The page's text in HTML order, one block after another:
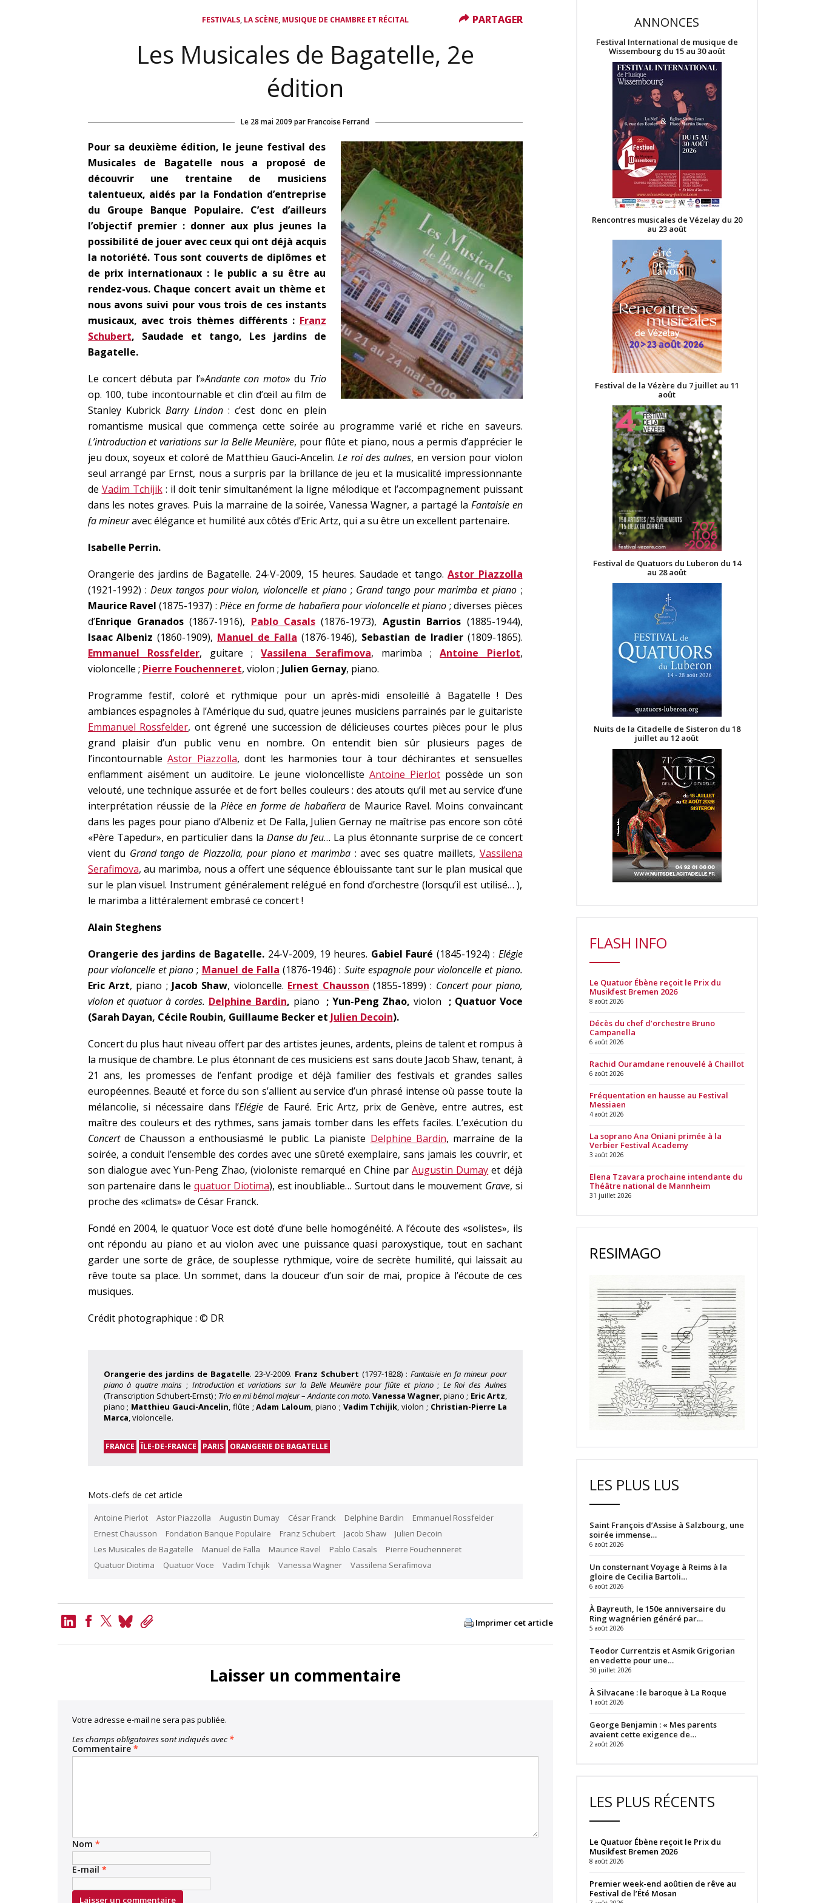
FESTIVALS, LA SCÈNE, MUSIQUE DE CHAMBRE ET RÉCITAL
Les Musicales de Bagatelle, 2e
édition
Le 28 mai 2009 parFrancoise Ferrand
Pour sa deuxième édition, le jeune festival des
Musicales de Bagatelle nous a proposé de
découvrir une trentaine de musiciens
talentueux, aidés par la Fondation d’entreprise
du Groupe Banque Populaire. C’est d’ailleurs
l’objectif premier : donner aux plus jeunes la
possibilité de jouer avec ceux qui ont déjà acquis
la notoriété. Tous sont couverts de diplômes et
de prix internationaux : le public a su être au
rendez-vous. Chaque concert avait un thème et
nous avons suivi pour vous trois de ces instants
musicaux, avec trois thèmes différents : Franz
Schubert, Saudade et tango, Les jardins de
Bagatelle.
Le concert débuta par l’»Andante con moto» du Trio
op. 100, tube incontournable et clin d’œil au film de
Stanley KubrickBarry Lindon: c’est donc en plein
romantisme musical que commença cette soirée au programme varié et riche en saveurs.
L’introduction et variations sur la Belle Meunière, pour flûte et piano, nous a permis d’apprécier le
jeu doux, soyeux et coloré de Matthieu Gauci-Ancelin.Le roi des aulnes, en version pour violon
seul arrangé par Ernst, nous a surpris par la brillance de jeu et la musicalité impressionnante
de Vadim Tchijik: il doit tenir simultanément la ligne mélodique et l’accompagnement puissant
dans les notes graves. Puis la marraine de la soirée, Vanessa Wagner, a partagé la Fantaisie en
fa mineuravec élégance et humilité aux côtés d’Eric Artz, qui a su être un excellent partenaire.
Isabelle Perrin.
Orangerie des jardins de Bagatelle. 24-V-2009, 15 heures. Saudade et tango.Astor Piazzolla
(1921-1992) : Deux tangos pour violon, violoncelle et piano ; Grand tango pour marimba et piano ;
Maurice Ravel (1875-1937) :Pièce en forme de habañera pour violoncelle et piano ; diverses pièces
d’Enrique Granados(1867-1916), Pablo Casals (1876-1973), Agustin Barrios (1885-1944),
Isaac Albeniz (1860-1909), Manuel de Falla (1876-1946), Sebastian de Iradier(1809-1865).
Emmanuel Rossfelder, guitare ;Vassilena Serafimova, marimba ;Antoine Pierlot,
violoncelle ; Pierre Fouchenneret, violon ; Julien Gernay, piano.
Programme festif, coloré et rythmique pour un après-midi ensoleillé à Bagatelle ! Des
ambiances espagnoles à l’Amérique du sud, quatre jeunes musiciens parrainés par le guitariste
Emmanuel Rossfelder, ont égrené une succession de délicieuses courtes pièces pour le plus
grand plaisir d’un public venu en nombre. On entendit bien sûr plusieurs pages de
l’incontournable Astor Piazzolla, dont les harmonies tour à tour déchirantes et sensuelles
enflamment aisément un auditoire. Le jeune violoncelliste Antoine Pierlotpossède un son
velouté, une technique assurée et de fort belles couleurs : des atouts qu’il met au service d’une
interprétation réussie de la Pièce en forme de habañerade Maurice Ravel. Moins convaincant
dans les pages pour piano d’Albeniz et De Falla, Julien Gernay ne maîtrise pas encore son côté
«Père Tapedur», en particulier dans la Danse du feu… La plus étonnante surprise de ce concert
vient du Grand tango de Piazzolla, pour piano et marimba: avec ses quatre maillets, Vassilena
Serafimova, au marimba, nous a offert une séquence éblouissante tant sur le plan musical que
sur le plan visuel. Instrument généralement relégué en fond d’orchestre (lorsqu’il est utilisé… ),
le marimba a littéralement embrasé ce concert !
Alain Steghens
Orangerie des jardins de Bagatelle. 24-V-2009, 19 heures. Gabiel Fauré (1845-1924) : Elégie
pour violoncelle et piano ; Manuel de Falla (1876-1946) : Suite espagnole pour violoncelle et piano.
Eric Arzt, piano ; Jacob Shaw, violoncelle. Ernest Chausson (1855-1899) : Concert pour piano,
violon et quatuor à cordes. Delphine Bardin, piano ; Yun-Peng Zhao, violon
; Quatuor Voce
(Sarah Dayan, Cécile Roubin, Guillaume Becker et Julien Decoin).
Concert du plus haut niveau offert par des artistes jeunes, ardents, pleins de talent et rompus à
la musique de chambre. Le plus étonnant de ces musiciens est sans doute Jacob Shaw, tenant, à
21 ans, les promesses de l’enfant prodige et déjà familier des festivals et grandes salles
européennes. Beauté et force du son s’allient au service d’un phrasé intense où passe toute la
mélancolie, si nécessaire dans l’Elégie de Fauré. Eric Artz, prix de Genève, entre autres, est
maître des couleurs et des rythmes, sans jamais tomber dans les effets faciles. L’exécution du
Concertde Chausson a enthousiasmé le public. La pianiste Delphine Bardin, marraine de la
soirée, a conduit l’ensemble des cordes avec une sûreté exemplaire, sans jamais les couvrir, et
son dialogue avec Yun-Peng Zhao, (violoniste remarqué en Chine parAugustin Dumay et déjà
son partenaire dans le quatuor Diotima), est inoubliable… Surtout dans le mouvement Grave, si
proche des «climats» de César Franck.
Fondé en 2004, le quatuor Voce est doté d’une belle homogénéité. A l’écoute des «solistes», ils
ont répondu au piano et au violon avec une puissance quasi paroxystique, tout en sachant
garder une sorte de grâce, de souplesse rythmique, voire de secrète humilité, qui laissait au
rêve toute sa place. Un sommet, dans la douceur d’un soir de mai, propice à l’écoute de ces
musiques.
Crédit photographique : © DR
PARTAGER
Orangerie des jardins de Bagatelle. 23-V-2009. Franz Schubert (1797-1828) : Fantaisie en fa mineur pour
piano à quatre mains ; Introduction et variations sur la Belle Meunière pour flûte et piano; Le Roi des Aulnes
(Transcription Schubert-Ernst) ; Trio en mi bémol majeur–Andante con moto.Vanessa Wagner, piano ; Eric Artz,
piano ; Matthieu Gauci-Ancelin, flûte ;Adam Laloum, piano ; Vadim Tchijik, violon ; Christian-Pierre La
Marca, violoncelle.
PARTAGER
FRANCE ÎLE-DE-FRANCE PARIS ORANGERIE DE BAGATELLE
Mots-clefs de cet article
Antoine Pierlot Astor Piazzolla Augustin Dumay César Franck Delphine Bardin
Emmanuel Rossfelder
Ernest Chausson
Fondation Banque Populaire Franz Schubert Jacob Shaw
Julien Decoin
Les Musicales de Bagatelle
Manuel de Falla Maurice Ravel Pablo Casals
Pierre Fouchenneret
Quatuor Diotima
Quatuor Voce Vadim Tchijik Vanessa Wagner Vassilena Serafimova
LinkedIn
BlueskyCopy
Imprimer cet article
Laisser un commentaire
Votre adresse e-mail ne sera pas publiée.
Les champs obligatoires sont indiqués avec *
Commentaire *
Nom *
E-mail *
ANNONCES
Festival International de musique de
Wissembourg du 15 au 30 août
Rencontres musicales de Vézelay du 20
au 23 août
Festival de la Vézère du 7 juillet au 11
août
Festival de Quatuors du Luberon du 14
au 28 août
Nuits de la Citadelle de Sisteron du 18
juillet au 12 août
FLASH INFO
Le Quatuor Ébène reçoit le Prix du
Musikfest Bremen 2026
8 août 2026
Décès du chef d’orchestre Bruno
Campanella
6 août 2026
Rachid Ouramdane renouvelé à Chaillot
6 août 2026
Fréquentation en hausse au Festival
Messiaen
4 août 2026
La soprano Ana Oniani primée à la
Verbier Festival Academy
3 août 2026
Elena Tzavara prochaine intendante du
Théâtre national de Mannheim
31 juillet 2026
RESIMAGO
LES PLUS LUS
Saint François d’Assise à Salzbourg, une
soirée immense…
6 août 2026
Un consternant Voyage à Reims à la
gloire de Cecilia Bartoli…
6 août 2026
À Bayreuth, le 150e anniversaire du
Ring wagnérien généré par…
5 août 2026
Teodor Currentzis et Asmik Grigorian
en vedette pour une…
30 juillet 2026
À Silvacane : le baroque à La Roque
1 août 2026
George Benjamin : « Mes parents
avaient cette exigence de…
2 août 2026
LES PLUS RÉCENTS
Le Quatuor Ébène reçoit le Prix du
Musikfest Bremen 2026
8 août 2026
Premier week-end aoûtien de rêve au
Festival de l’Été Mosan